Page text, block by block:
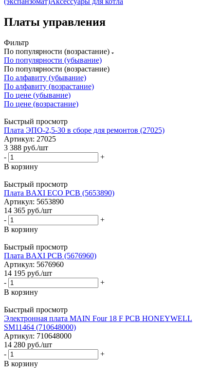
Платы управления
Фильтр
По популярности (возрастание)
По популярности (убывание)
По популярности (возрастание)
По алфавиту (убывание)
По алфавиту (возрастание)
По цене (убывание)
По цене (возрастание)
Быстрый просмотр
Плата ЭПО-2,5-30 в сборе для ремонтов (27025)
Артикул: 27025
3 388 руб./шт
-
+
В корзину
Быстрый просмотр
Плата BAXI ECO PCB (5653890)
Артикул: 5653890
14 365 руб./шт
-
+
В корзину
Быстрый просмотр
Плата BAXI PCB (5676960)
Артикул: 5676960
14 195 руб./шт
-
+
В корзину
Быстрый просмотр
Электронная плата MAIN Four 18 F PCB HONEYWELL
SM11464 (710648000)
Артикул: 710648000
14 280 руб./шт
-
+
В корзину